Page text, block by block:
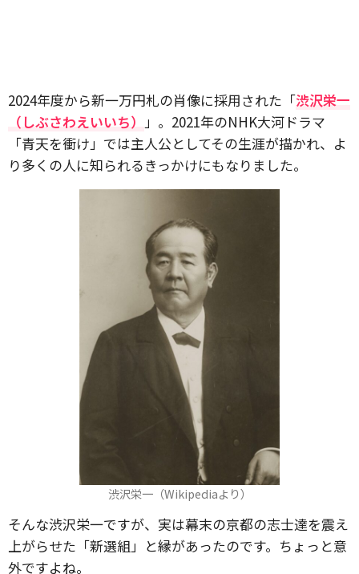
2024年度から新一万円札の肖像に採用された「渋沢栄一
（しぶさわえいいち） 」。2021年のNHK大河ドラマ
「青天を衝け」では主人公としてその生涯が描かれ、よ
り多くの人に知られるきっかけにもなりました。
渋沢栄一（Wikipediaより）
そんな渋沢栄一ですが、実は幕末の京都の志士達を震え
上がらせた「新選組」と縁があったのです。ちょっと意
外ですよね。